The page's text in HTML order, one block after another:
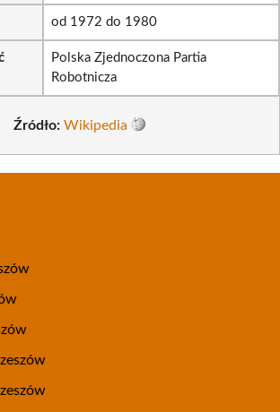
od 1972 do 1980
Polska Zjednoczona Partia
Robotnicza
Źródło: Wikipedia